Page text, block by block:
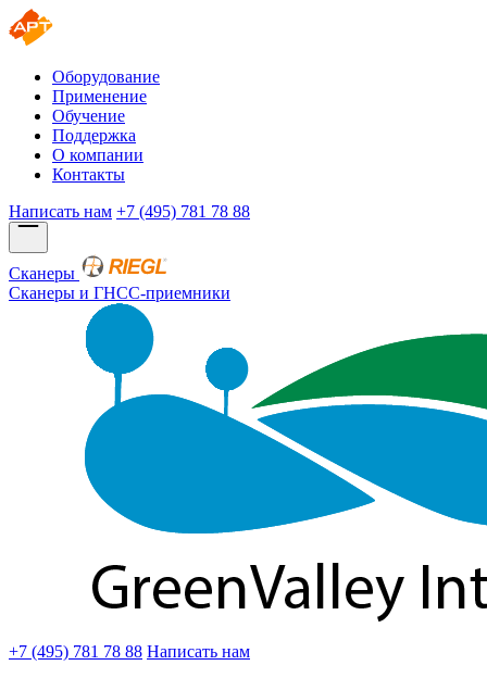
Оборудование
Применение
Обучение
Поддержка
О компании
Контакты
Написать нам +7 (495) 781 78 88
Сканеры
Сканеры и ГНСС-приемники
+7 (495) 781 78 88 Написать нам